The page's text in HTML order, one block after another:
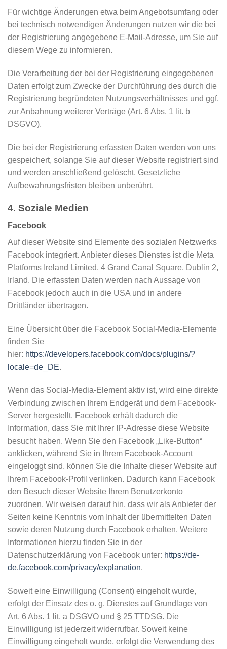
Für wichtige Änderungen etwa beim Angebotsumfang oder
bei technisch notwendigen Änderungen nutzen wir die bei
der Registrierung angegebene E-Mail-Adresse, um Sie auf
diesem Wege zu informieren.
Die Verarbeitung der bei der Registrierung eingegebenen
Daten erfolgt zum Zwecke der Durchführung des durch die
Registrierung begründeten Nutzungsverhältnisses und ggf.
zur Anbahnung weiterer Verträge (Art. 6 Abs. 1 lit. b
DSGVO).
Die bei der Registrierung erfassten Daten werden von uns
gespeichert, solange Sie auf dieser Website registriert sind
und werden anschließend gelöscht. Gesetzliche
Aufbewahrungsfristen bleiben unberührt.
4. Soziale Medien
Facebook
Auf dieser Website sind Elemente des sozialen Netzwerks
Facebook integriert. Anbieter dieses Dienstes ist die Meta
Platforms Ireland Limited, 4 Grand Canal Square, Dublin 2,
Irland. Die erfassten Daten werden nach Aussage von
Facebook jedoch auch in die USA und in andere
Drittländer übertragen.
Eine Übersicht über die Facebook Social-Media-Elemente
finden Sie
hier: https://developers.facebook.com/docs/plugins/?
locale=de_DE.
Wenn das Social-Media-Element aktiv ist, wird eine direkte
Verbindung zwischen Ihrem Endgerät und dem Facebook-
Server hergestellt. Facebook erhält dadurch die
Information, dass Sie mit Ihrer IP-Adresse diese Website
besucht haben. Wenn Sie den Facebook „Like-Button“
anklicken, während Sie in Ihrem Facebook-Account
eingeloggt sind, können Sie die Inhalte dieser Website auf
Ihrem Facebook-Profil verlinken. Dadurch kann Facebook
den Besuch dieser Website Ihrem Benutzerkonto
zuordnen. Wir weisen darauf hin, dass wir als Anbieter der
Seiten keine Kenntnis vom Inhalt der übermittelten Daten
sowie deren Nutzung durch Facebook erhalten. Weitere
Informationen hierzu finden Sie in der
Datenschutzerklärung von Facebook unter: https://de-
de.facebook.com/privacy/explanation.
Soweit eine Einwilligung (Consent) eingeholt wurde,
erfolgt der Einsatz des o. g. Dienstes auf Grundlage von
Art. 6 Abs. 1 lit. a DSGVO und § 25 TTDSG. Die
Einwilligung ist jederzeit widerrufbar. Soweit keine
Einwilligung eingeholt wurde, erfolgt die Verwendung des